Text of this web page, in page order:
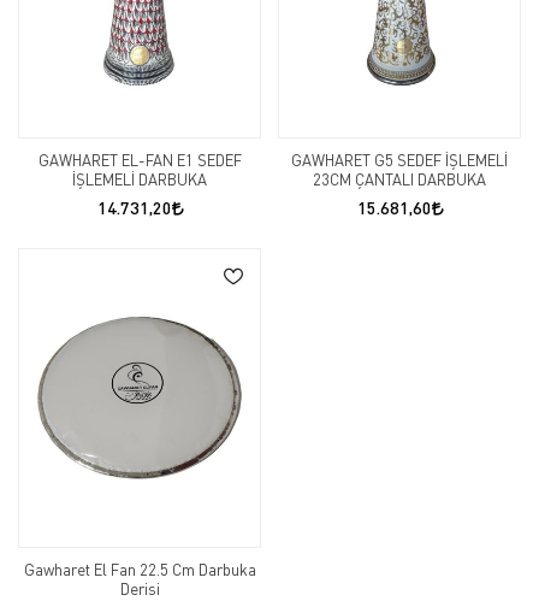
GAWHARET EL-FAN E1 SEDEF
İŞLEMELİ DARBUKA
14.731,20
GAWHARET G5 SEDEF İŞLEMELİ
23CM ÇANTALI DARBUKA
15.681,60
Gawharet El Fan 22.5 Cm Darbuka
Derisi